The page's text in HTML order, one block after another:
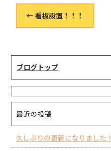
←看板設置！！！
ブログトップ
最近の投稿
久しぶりの更新になりました！